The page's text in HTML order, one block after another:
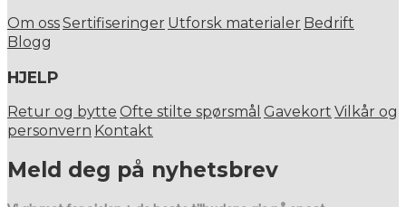
Om ossSertifiseringer Utforsk materialer Bedrift
Blogg
HJELP
Retur og bytte Ofte stilte spørsmål Gavekort Vilkår og
personvern Kontakt
Meld deg på nyhetsbrev